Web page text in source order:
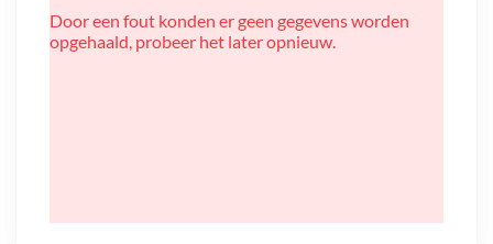
Door een fout konden er geen gegevens worden
opgehaald, probeer het later opnieuw.